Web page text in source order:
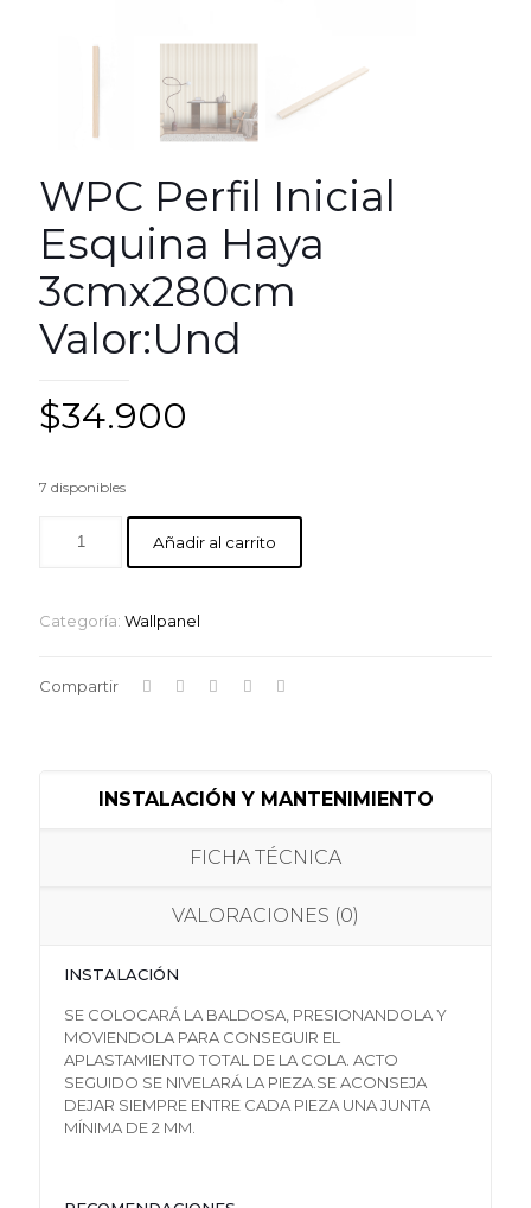
WPC Perfil Inicial
Esquina Haya
3cmx280cm
Valor:Und
$34.900
7 disponibles
Añadir al carrito
Categoría: Wallpanel
Compartir
INSTALACIÓN Y MANTENIMIENTO
FICHA TÉCNICA
VALORACIONES (0)
INSTALACIÓN
SE COLOCARÁ LA BALDOSA, PRESIONANDOLA Y
MOVIENDOLA PARA CONSEGUIR EL
APLASTAMIENTO TOTAL DE LA COLA. ACTO
SEGUIDO SE NIVELARÁ LA PIEZA.SE ACONSEJA
DEJAR SIEMPRE ENTRE CADA PIEZA UNA JUNTA
MÍNIMA DE 2 MM.